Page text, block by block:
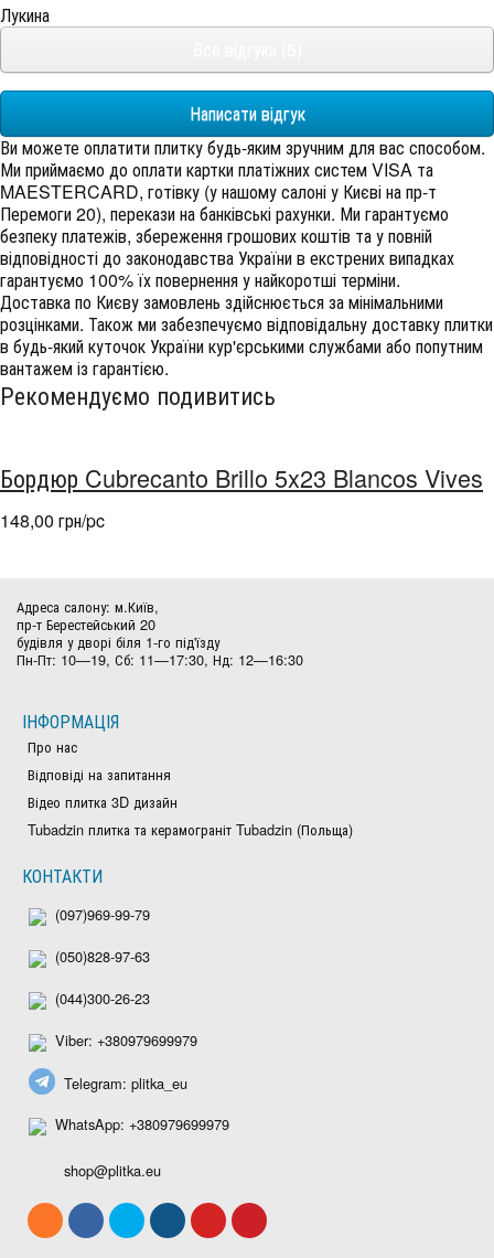
Лукина
Написати відгук
Ви можете оплатити плитку будь-яким зручним для вас способом.
Ми приймаємо до оплати картки платіжних систем VISA та
MAESTERCARD, готівку (у нашому салоні у Києві на пр-т
Перемоги 20), перекази на банківські рахунки. Ми гарантуємо
безпеку платежів, збереження грошових коштів та у повній
відповідності до законодавства України в екстрених випадках
гарантуємо 100% їх повернення у найкоротші терміни.
Доставка по Києву замовлень здійснюється за мінімальними
розцінками. Також ми забезпечуємо відповідальну доставку плитки
в будь-який куточок України кур'єрськими службами або попутним
вантажем із гарантією.
Рекомендуємо подивитись
Бордюр Cubrecanto Brillo 5x23 Blancos Vives
148,00 грн/pc
Адреса салону: м.Київ,
пр-т Берестейський 20
будівля у дворі біля 1-го під'їзду
Пн-Пт: 10—19, Сб: 11—17:30, Нд: 12—16:30
ІНФОРМАЦІЯ
Про нас
Відповіді на запитання
Відео плитка 3D дизайн
Tubadzin плитка та керамограніт Tubadzin (Польща)
КОНТАКТИ
(097)969-99-79
(050)828-97-63
(044)300-26-23
Viber: +380979699979
Telegram: plitka_eu
WhatsApp: +380979699979
shop@plitka.eu